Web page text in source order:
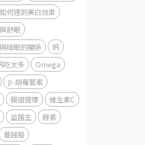
何達到美白效果
舒眠
睡眠的關係
鈣
吃太多
Omega
β-胡蘿蔔素
腸道健康
維生素C
益菌生
酵素
蔓越莓